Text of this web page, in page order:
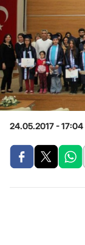
24.05.2017 - 17:04